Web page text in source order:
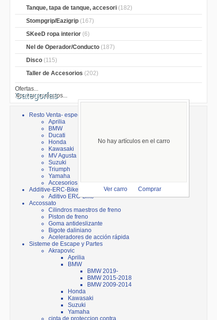
Tanque, tapa de tanque, accesori (182)
Stompgrip/Eazigrip (167)
SKeeD ropa interior (6)
Nel de Operador/Conducto (187)
Disco (115)
Taller de Accesorios (202)
Ofertas...
Nuevos productos...
No hay artículos en el carro
Ver carro Comprar
Categorías
Resto Venta- especial
Aprilia
BMW
Ducati
Honda
Kawasaki
MV Agusta
Suzuki
Triumph
Yamaha
Accesorios
Additive-ERC-Bike
Aditivo ERC-Bike
Accossato
Cilindros maestros de freno
Piston de freno
Goma antideslizante
Bigote daliniano
Aceleradores de acción rápida
Sisteme de Escape y Partes
Akrapovic
Aprilia
BMW
BMW 2019-
BMW 2015-2018
BMW 2009-2014
Honda
Kawasaki
Suzuki
Yamaha
cinta de proteccion contra